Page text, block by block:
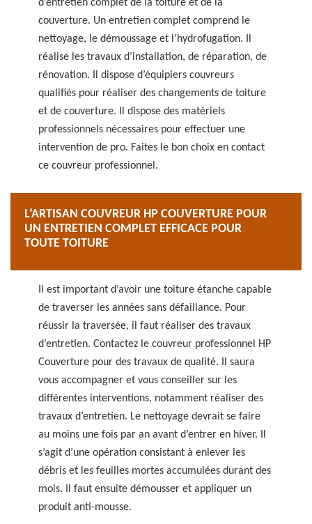
d’entretien complet de la toiture et de la
couverture. Un entretien complet comprend le
nettoyage, le démoussage et l’hydrofugation. Il
réalise les travaux d’installation, de réparation, de
rénovation. Il dispose d’équipiers couvreurs
qualifiés pour réaliser des changements de toiture
et de couverture. Il dispose des matériels
professionnels nécessaires pour effectuer une
intervention de pro. Faites le bon choix en contact
ce couvreur professionnel.
L’ARTISAN COUVREUR HP COUVERTURE POUR
UN ENTRETIEN COMPLET EFFICACE POUR
TOUTE TOITURE
Il est important d’avoir une toiture étanche capable
de traverser les années sans défaillance. Pour
réussir la traversée, il faut réaliser des travaux
d’entretien. Contactez le couvreur professionnel HP
Couverture pour des travaux de qualité. Il saura
vous accompagner et vous conseiller sur les
différentes interventions, notamment réaliser des
travaux d’entretien. Le nettoyage devrait se faire
au moins une fois par an avant d’entrer en hiver. Il
s’agit d’une opération consistant à enlever les
débris et les feuilles mortes accumulées durant des
mois. Il faut ensuite démousser et appliquer un
produit anti-mousse.